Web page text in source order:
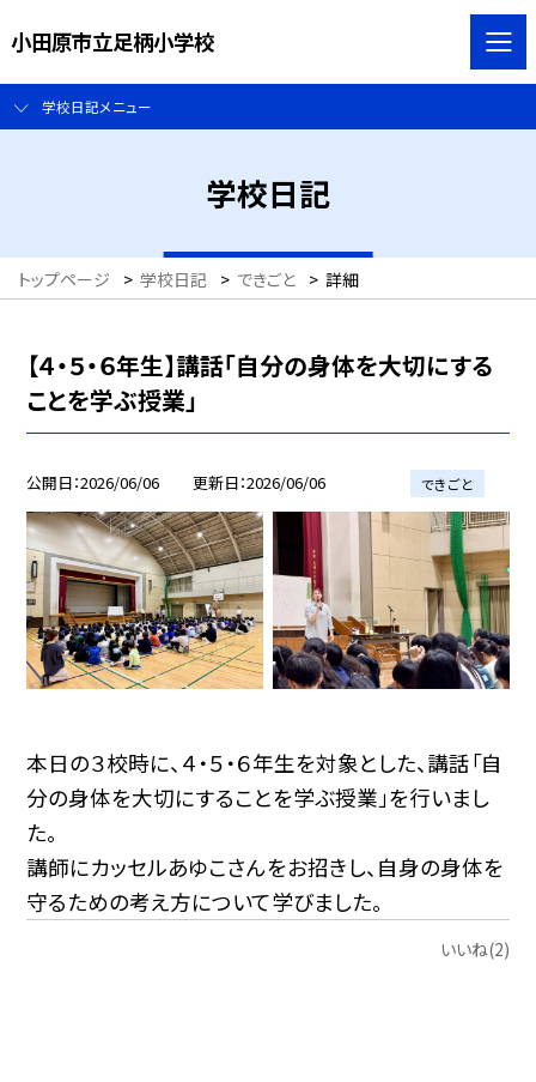
小田原市立足柄小学校
学校日記メニュー
学校日記
トップページ > 学校日記 > できごと > 詳細
【４・５・６年生】講話「自分の身体を大切にする
ことを学ぶ授業」
公開日 2026/06/06 更新日 2026/06/06 できごと
本日の３校時に、４・５・６年生を対象とした、講話「自
分の身体を大切にすることを学ぶ授業」を行いまし
た。
講師にカッセルあゆこさんをお招きし、自身の身体を
守るための考え方について学びました。
いいね(2)